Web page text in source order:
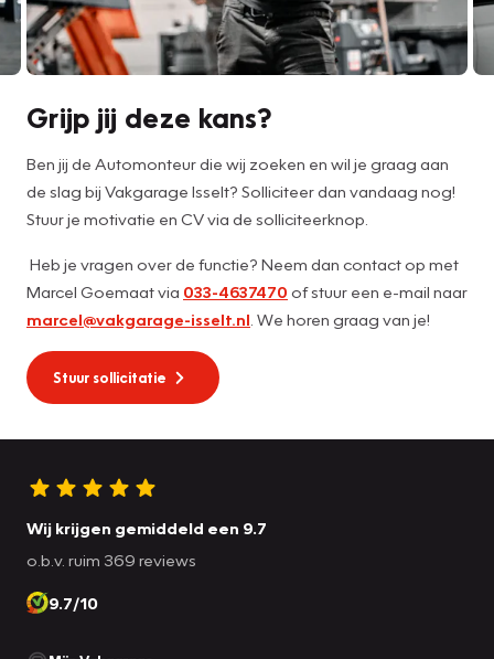
Grijp jij deze kans?
Ben jij de Automonteur die wij zoeken en wil je graag aan
de slag bij Vakgarage Isselt? Solliciteer dan vandaag nog!
Stuur je motivatie en CV via de solliciteerknop.
Heb je vragen over de functie? Neem dan contact op met
Marcel Goemaat via 033-4637470 of stuur een e-mail naar
marcel@vakgarage-isselt.nl . We horen graag van je!
Stuur sollicitatie
Wij krijgen gemiddeld een 9.7
o.b.v. ruim 369 reviews
9.7/10